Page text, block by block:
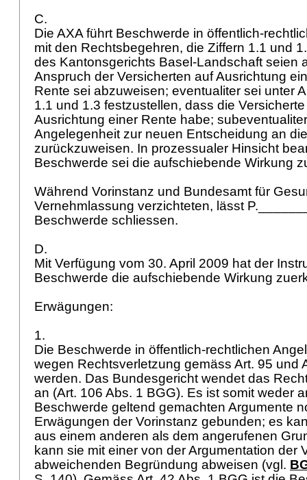
C.
Die AXA führt Beschwerde in öffentlich-
mit den Rechtsbegehren, die Ziffern 1.1 und
des Kantonsgerichts Basel-Landschaft seien
Anspruch der Versicherten auf Ausrichtung
Rente sei abzuweisen; eventualiter sei unter
1.1 und 1.3 festzustellen, dass die
Ausrichtung einer Rente habe;
Angelegenheit zur neuen Entscheidung an
zurückzuweisen. In prozessualer Hinsicht
Beschwerde sei die aufschiebende Wirkung
Während Vorinstanz und Bundesamt für
Vernehmlassung verzichteten, lässt
Beschwerde schliessen.
D.
Mit Verfügung vom 30. April 2009 hat der
Beschwerde die aufschiebende Wirkung
Erwägungen:
1.
Die Beschwerde in öffentlich-rechtlichen
wegen Rechtsverletzung gemäss Art. 95 und
werden. Das Bundesgericht wendet das
an (Art. 106 Abs. 1 BGG). Es ist somit weder
Beschwerde geltend gemachten Argumente
Erwägungen der Vorinstanz gebunden; es
aus einem anderen als dem angerufenen
kann sie mit einer von der Argumentation der
abweichenden Begründung abweisen (vgl.